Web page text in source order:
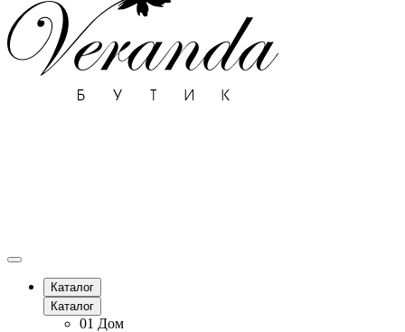
Каталог
Каталог
01 Дом